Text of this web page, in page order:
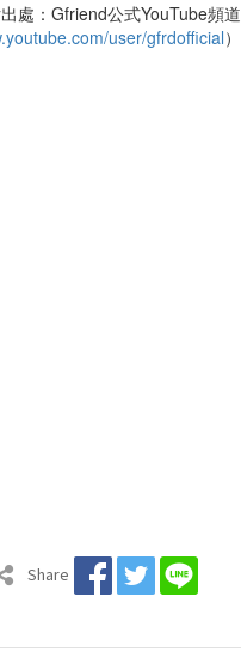
處：Gfriend公式YouTube頻道
user/gfrdofficial）
Share